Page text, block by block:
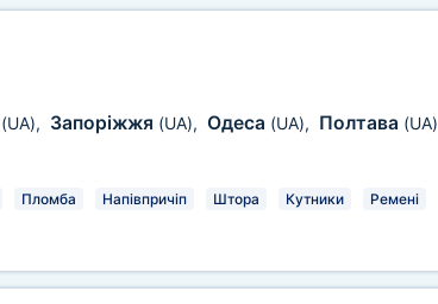
(UA), Запоріжжя (UA), Одеса (UA), Полтава (UA)
Пломба Напівпричіп Штора Кутники Ремені